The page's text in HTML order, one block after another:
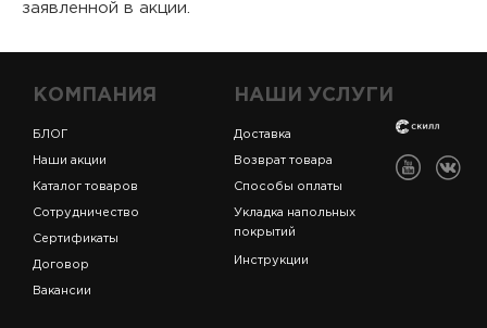
заявленной в акции.
КОМПАНИЯ
БЛОГ
Наши акции
Каталог товаров
Сотрудничество
Сертификаты
Договор
Вакансии
НАШИ УСЛУГИ
Доставка
Возврат товара
Способы оплаты
Укладка напольных
покрытий
Инструкции